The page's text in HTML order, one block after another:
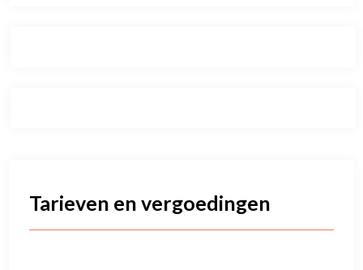
Tarieven en vergoedingen